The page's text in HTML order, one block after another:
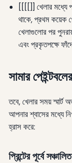
[[[[]] খেলার মধ্যে
থাকে, প্রথম কয়েক
খেলাগুলোর পর
এবং প্রকৃতপক্ষে
সামার
তবে, খেলার সময়
আপনার শ্বাসের মধ্যে
হ্রাস করে:
প্রিন্টের পূর্বে